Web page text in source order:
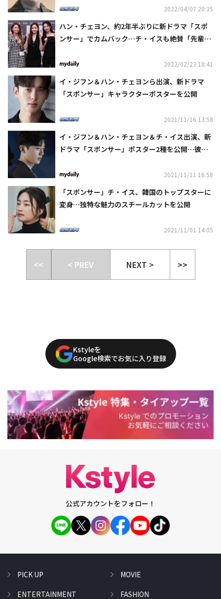
2022/04/07 20:35
ハン・チェヨン、約2年半ぶりに新ドラマ「スポ
ンサー」でカムバック…チ・イスも絶賛「先輩の
2022/02/23 18:41
イ・ジフン＆ハン・チェヨンら出演、新ドラマ
「スポンサー」キャラクターポスターを公開
2021/11/16 13:58
イ・ジフン＆ハン・チェヨン＆チ・イス出演、新
ドラマ「スポンサー」ポスター2種を公開…彼ら
2021/11/11 16:58
「スポンサー」チ・イス、韓国のトップスターに
変身…独特な魅力のスチールカットを公開
2021/11/01 14:05
<< < PREV NEXT > >>
Kstyleを
Google検索でお気に入り登録
公式アカウントをフォロー！
PICK UP
ENTERTAINMENT
MOVIE
FASHION